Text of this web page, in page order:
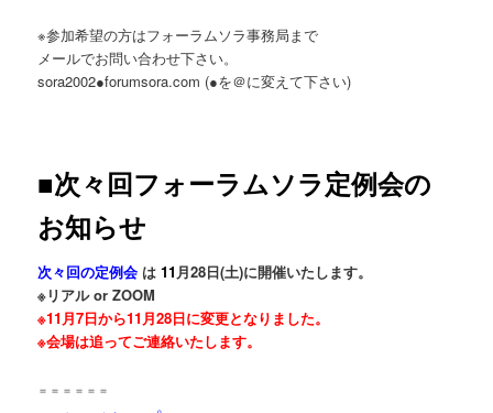
※参加希望の方はフォーラムソラ事務局まで
メールでお問い合わせ下さい。
sora2002●forumsora.com (●を＠に変えて下さい)
■次々回フォーラムソラ定例会の
お知らせ
次々回の定例会 は 11 月28日(土)に開催いたします。
※リアル or ZOOM
※11月7日から11月28日に変更となりました。
※会場は追ってご連絡いたします。
＝＝＝＝＝＝